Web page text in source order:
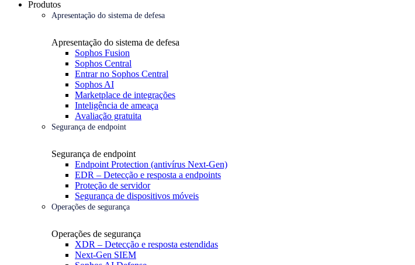
Produtos
Apresentação do sistema de defesa
Apresentação do sistema de defesa
Sophos Fusion
Sophos Central
Entrar no Sophos Central
Sophos AI
Marketplace de integrações
Inteligência de ameaça
Avaliação gratuita
Segurança de endpoint
Segurança de endpoint
Endpoint Protection (antivírus Next-Gen)
EDR – Detecção e resposta a endpoints
Proteção de servidor
Segurança de dispositivos móveis
Operações de segurança
Operações de segurança
XDR – Detecção e resposta estendidas
Next-Gen SIEM